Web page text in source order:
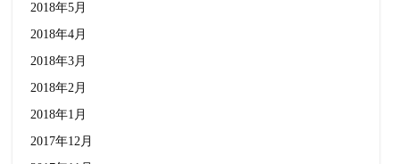
2018年5月
2018年4月
2018年3月
2018年2月
2018年1月
2017年12月